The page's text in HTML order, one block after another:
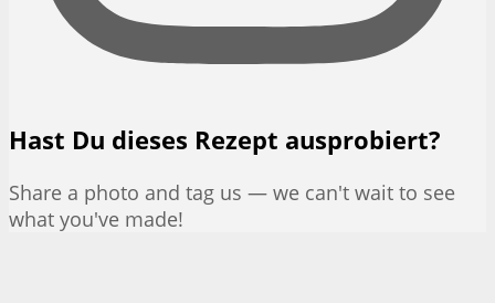
Hast Du dieses Rezept ausprobiert?
Share a photo and tag us — we can't wait to see
what you've made!